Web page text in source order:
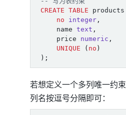
CREATE TABLE products
no
integer ,
name text ,
price
numeric ,
UNIQUE
( no )
);
若想定义一个多列唯一约
列名按逗号分隔即可：